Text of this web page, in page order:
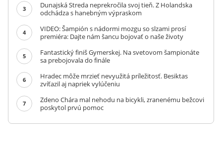
3
Dunajská Streda neprekročila svoj tieň. Z Holandska
odchádza s hanebným výpraskom
4
VIDEO: Šampión s nádormi mozgu so slzami prosí
premiéra: Dajte nám šancu bojovať o naše životy
5
Fantastický finiš Gymerskej. Na svetovom šampionáte
sa prebojovala do finále
6
Hradec môže mrzieť nevyužitá príležitosť. Besiktas
zvíťazil aj napriek vylúčeniu
7
Zdeno Chára mal nehodu na bicykli, zranenému bežcovi
poskytol prvú pomoc